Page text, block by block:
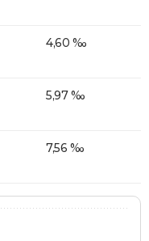
4,60 ‰
5,97 ‰
7,56 ‰